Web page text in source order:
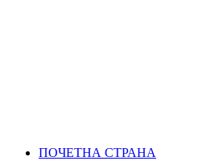
ПОЧЕТНА СТРАНА